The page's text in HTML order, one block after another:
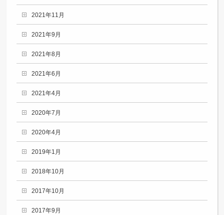
2021年11月
2021年9月
2021年8月
2021年6月
2021年4月
2020年7月
2020年4月
2019年1月
2018年10月
2017年10月
2017年9月